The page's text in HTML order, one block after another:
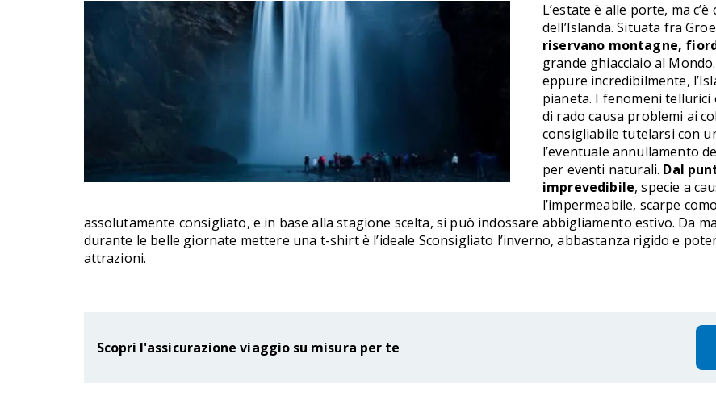
L’estate è alle porte, ma
dell’Islanda. Situata fra
riservano montagne,
grande ghiacciaio al
eppure incredibilmente,
pianeta. I fenomeni
di rado causa problemi ai
consigliabile tutelarsi con
l’eventuale annullamento
per eventi naturali. Dal
imprevedibile, specie a
l’impermeabile, scarpe
assolutamente consigliato, e in base alla stagione scelta, si può indossare abbigliamento estivo. Da
durante le belle giornate mettere una t-shirt è l’ideale Sconsigliato l’inverno, abbastanza rigido e
attrazioni.
Scopri l'assicurazione viaggio su misura per te